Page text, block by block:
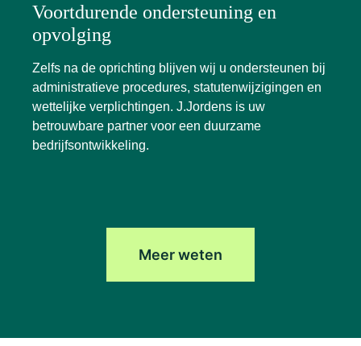
Voortdurende ondersteuning en
opvolging
Zelfs na de oprichting blijven wij u ondersteunen bij
administratieve procedures, statutenwijzigingen en
wettelijke verplichtingen. J.Jordens is uw
betrouwbare partner voor een duurzame
bedrijfsontwikkeling.
Meer weten